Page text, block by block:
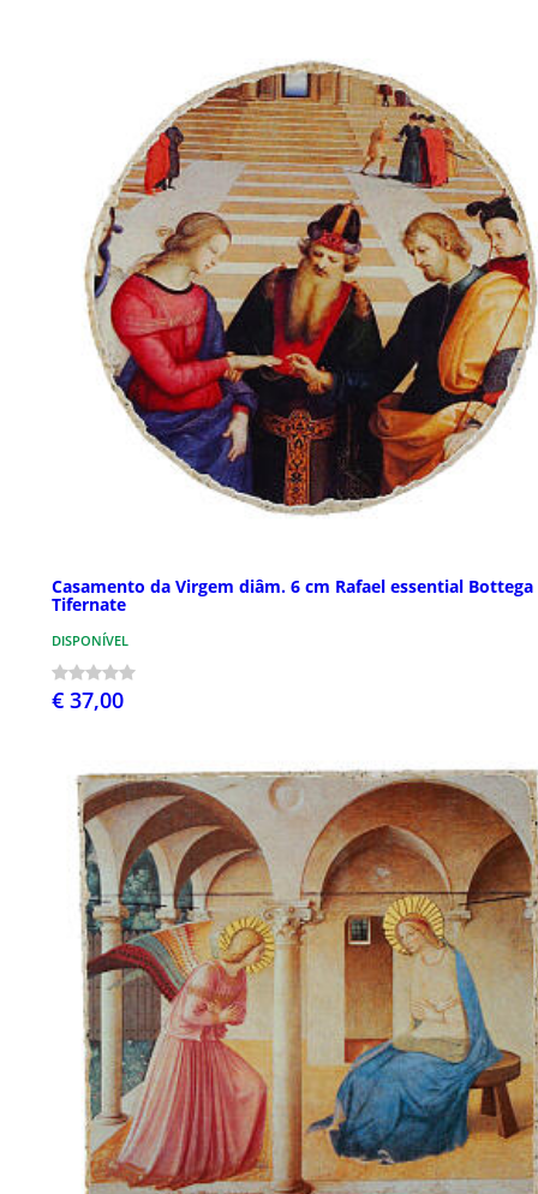
Casamento da Virgem diâm. 6 cm Rafael essential Bottega
Tifernate
DISPONÍVEL
€ 37,00